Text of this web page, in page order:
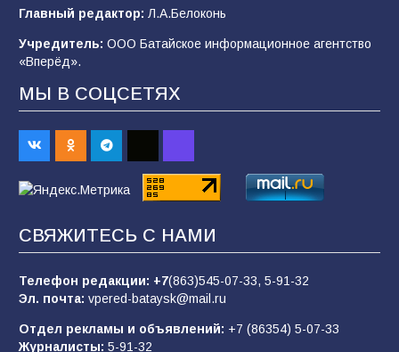
В Батайске продолжаются дорожные работы
98 04.08.2026
«Пургу нести — не поля переходить»: почему
заявления о мобилизации — это
пропагандистский вброс
01.08.2026
Будет ли мобилизация в России в 2026 году
после выборов: в Госдуме дали ответ
84 06.08.2026
Главный редактор: Л.А.Белоконь
Учредитель: ООО Батайское информационное агентство
«Вперёд».
МЫ В СОЦСЕТЯХ
СВЯЖИТЕСЬ С НАМИ
Телефон редакции: +7(863)545-07-33, 5-91-32
Эл. почта: vpered-bataysk@mail.ru
Отдел рекламы и объявлений: +7 (86354) 5-07-33
Журналисты: 5-91-32